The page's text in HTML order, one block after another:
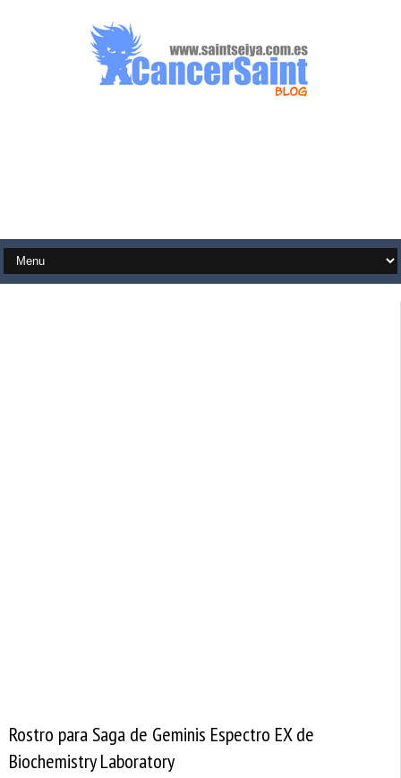
Rostro para Saga de Geminis Espectro EX de
Biochemistry Laboratory